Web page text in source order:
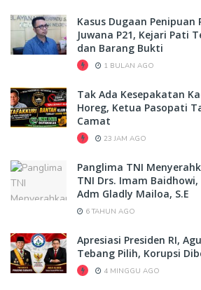
Kasus Dugaan Penipuan
Juwana P21, Kejari Pati
dan Barang Bukti
1 BULAN AGO
Tak Ada Kesepakatan
Horeg, Ketua Pasopati
Camat
23 JAM AGO
Panglima TNI
TNI Drs. Imam
Adm Gladly Mailoa, S.E
6 TAHUN AGO
Apresiasi Presiden RI,
Tebang Pilih, Korupsi
4 MINGGU AGO